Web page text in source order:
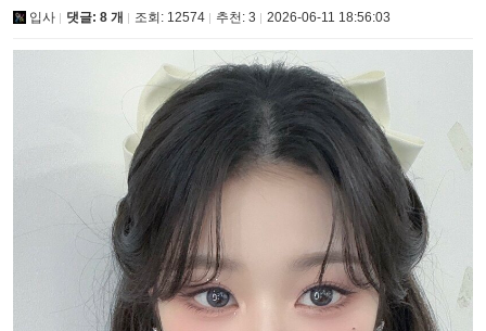
입사 댓글: 8 개 조회: 12574 추천: 3 2026-06-11 18:56:03